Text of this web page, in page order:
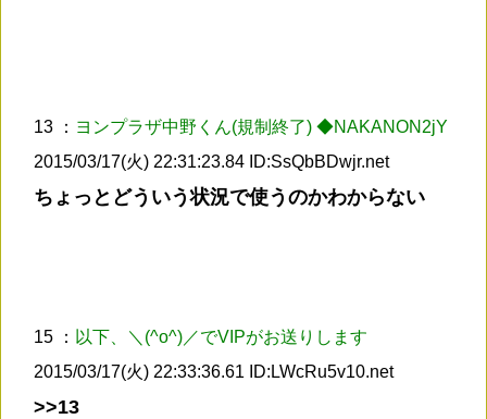
13 ： ヨンプラザ中野くん(規制終了) ◆NAKANON2jY
2015/03/17(火) 22:31:23.84 ID:SsQbBDwjr.net
ちょっとどういう状況で使うのかわからない
15 ： 以下、＼(^o^)／でVIPがお送りします
2015/03/17(火) 22:33:36.61 ID:LWcRu5v10.net
>>13